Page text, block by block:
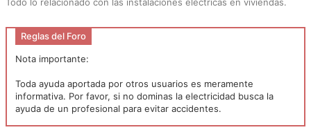
Reglas del Foro
Nota importante:
Toda ayuda aportada por otros usuarios es meramente
informativa. Por favor, si no dominas la electricidad busca la
ayuda de un profesional para evitar accidentes.